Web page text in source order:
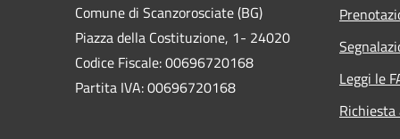
Comune di Scanzorosciate (BG)
Piazza della Costituzione, 1- 24020
Codice Fiscale: 00696720168
Partita IVA: 00696720168
Leggi le